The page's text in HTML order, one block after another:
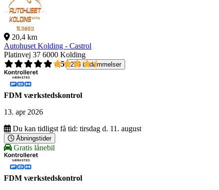
20,4 km
Autohuset Kolding - Castrol
Platinvej 37 6000 Kolding
4,5
256 bedømmelser
FDM værkstedskontrol
13. apr 2026
Du kan tidligst få tid: tirsdag d. 11. august
Åbningstider
Gratis lånebil
FDM værkstedskontrol